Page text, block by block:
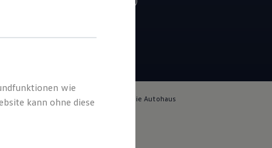
für die Inhalte auf dieser Seite ist die Autohaus
wie
kann ohne diese